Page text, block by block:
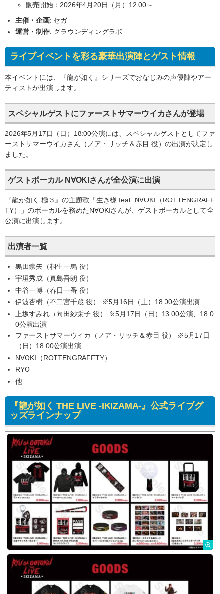
販売開始：2026年4月20日（月）12:00～
主催・企画: セガ
運営・制作: グラウンディングラボ
ライブイベントを彩る豪華出演陣とゲスト情報
本イベントには、『龍が如く』シリーズでおなじみの声優陣やアー
ティストが出演します。
スペシャルゲストにファーストサマーウイカさんが登場
2026年5月17日（日）18:00公演には、スペシャルゲストとしてファ
ーストサマーウイカさん（ノア・リッチ＆赤目 役）の出演が決定し
ました。
ゲストボーカル N∀OKIさんが全公演に出演
『龍が如く 極３』の主題歌「生き様 feat. N∀OKI（ROTTENGRAFF
TY）」のボーカルを務めたN∀OKIさんが、ゲストボーカルとして全
公演に出演します。
出演者一覧
黒田崇矢（桐生一馬 役）
宇垣秀成（真島吾朗 役）
中谷一博（春日一番 役）
伊波杏樹（不二宮千歳 役） ※5月16日（土）18:00公演出演
上坂すみれ（向田紗栄子 役） ※5月17日（日）13:00公演、18:0
0公演出演
ファーストサマーウイカ（ノア・リッチ＆赤目 役） ※5月17日
（日）18:00公演出演
N∀OKI（ROTTENGRAFFTY）
RYO
他
『龍が如く THE LIVE -IKIZAMA-』公式ライブグ
ッズラインナップ